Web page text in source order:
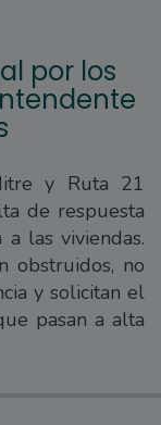
por los
y Ruta 21
de respuesta
las viviendas.
obstruidos, no
y solicitan el
pasan a alta